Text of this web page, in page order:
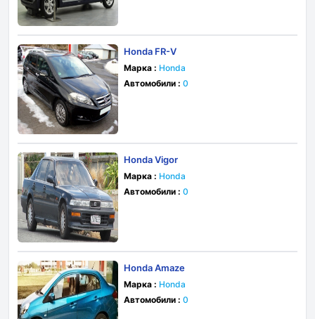
Honda FR-V
Марка : Honda
Автомобили : 0
Honda Vigor
Марка : Honda
Автомобили : 0
Honda Amaze
Марка : Honda
Автомобили : 0